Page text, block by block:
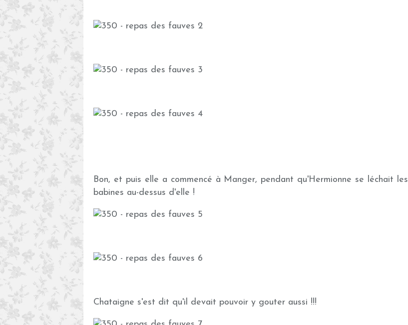
Bon, et puis elle a commencé à Manger, pendant qu'Hermionne se léchait les
babines au-dessus d'elle !
Chataigne s'est dit qu'il devait pouvoir y gouter aussi !!!